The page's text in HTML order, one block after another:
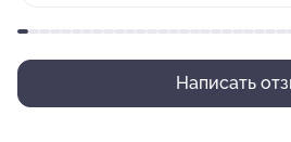
Написать